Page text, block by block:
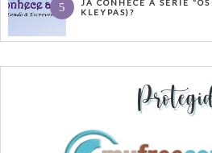
JÁ CONHECE A SÉRIE
KLEYPAS)?